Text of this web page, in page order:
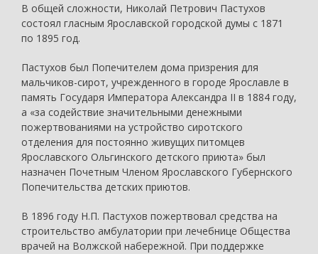
В общей сложности, Николай Петрович Пастухов
состоял гласным Ярославской городской думы с 1871
по 1895 год.
Пастухов был Попечителем дома призрения для
мальчиков-сирот, учрежденного в городе Ярославле в
память Государя Императора Александра II в 1884 году,
а «за содействие значительными денежными
пожертвованиями на устройство сиротского
отделения для постоянно живущих питомцев
Ярославского Ольгинского детского приюта» был
назначен Почетным Членом Ярославского Губернского
Попечительства детских приютов.
В 1896 году Н.П. Пастухов пожертвовал средства на
строительство амбулатории при лечебнице Общества
врачей на Волжской набережной. При поддержке